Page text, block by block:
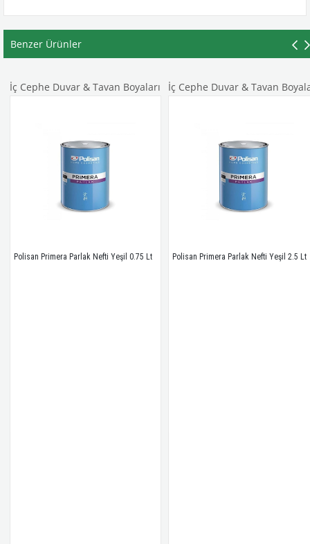
Benzer Ürünler
İç Cephe Duvar & Tavan Boyaları
Polisan Primera Parlak Nefti Yeşil 0.75 Lt
İç Cephe Duvar & Tavan
Polisan Primera Parlak Nefti Yeşil 2.5 Lt